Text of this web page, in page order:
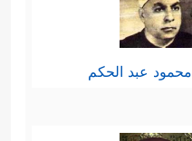
محمود عبد الحكم